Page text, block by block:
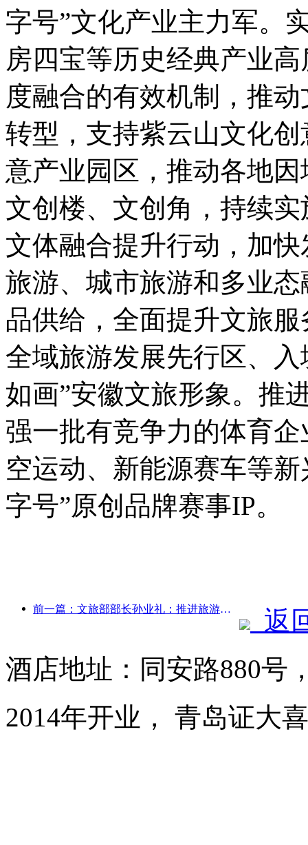
字号”文化产业主力军。
房四宝等历史经典产业
度融合的有效机制，推
转型，支持紫云山文化
意产业园区，推动各地
文创楼、文创角，持续
文体融合提升行动，加
旅游、城市旅游和多业
品供给，全面提升文旅
全域旅游发展先行区、
如画”安徽文旅形象。推
强一批有竞争力的体育
空运动、新能源赛车等
字号”原创品牌赛事IP。
前一篇：文旅部部长孙业礼：推进旅游强国建设，丰富高品质旅游产品供给
返
酒店地址：同安路880号
2014年开业， 青岛证